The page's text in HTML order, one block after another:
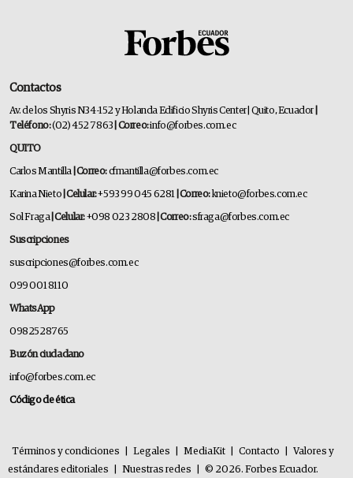
Contactos
Av. de los Shyris N34-152 y Holanda Edificio Shyris Center | Quito, Ecuador
Teléfono:(02) 452 7863 | Correo:info@forbes.com.ec
QUITO
Carlos Mantilla | Correo:cfmantilla@forbes.com.ec
Karina Nieto | Celular:+593 99 045 6281 | Correo:knieto@forbes.com.ec
Sol Fraga| Celular:+098 023 2808 | Correo:sfraga@forbes.com.ec
Suscripciones
suscripciones@forbes.com.ec
099 001 8110
WhatsApp
0982528765
Buzón ciudadano
info@forbes.com.ec
Código de ética
Términos y condiciones Legales MediaKit Contacto
Valores y
estándares editoriales
Nuestras redes © 2026. Forbes Ecuador.